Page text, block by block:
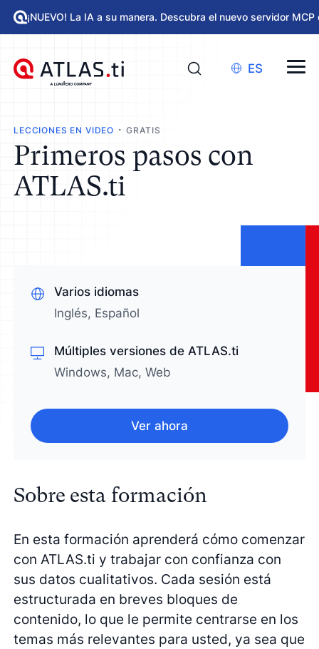
¡NUEVO! La IA a su manera. Descubra el nuevo servidor
ES
LECCIONES EN VIDEO GRATIS
Primeros pasos con
ATLAS.ti
Sobre esta formación
En esta formación aprenderá cómo comenzar
con ATLAS.ti y trabajar con confianza con
sus datos cualitativos. Cada sesión está
estructurada en breves bloques de
contenido, lo que le permite centrarse en los
temas más relevantes para usted, ya sea que
Varios idiomas
Inglés, Español
Múltiples versiones de ATLAS.ti
Windows, Mac, Web
Ver ahora